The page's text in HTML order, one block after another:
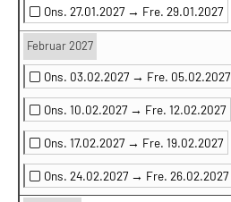
Ons. 27.01.2027 → Fre. 29.01.2027
Februar 2027
Ons. 03.02.2027 → Fre. 05.02.2027
Ons. 10.02.2027 → Fre. 12.02.2027
Ons. 17.02.2027 → Fre. 19.02.2027
Ons. 24.02.2027 → Fre. 26.02.2027